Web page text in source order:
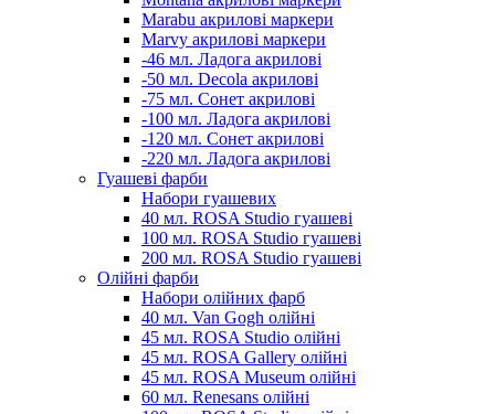
Marabu акрилові маркери
Marvy акрилові маркери
-46 мл. Ладога акрилові
-50 мл. Decola акрилові
-75 мл. Сонет акрилові
-100 мл. Ладога акрилові
-120 мл. Сонет акрилові
-220 мл. Ладога акрилові
Гуашеві фарби
Набори гуашевих
40 мл. ROSA Studio гуашеві
100 мл. ROSA Studio гуашеві
200 мл. ROSA Studio гуашеві
Олійні фарби
Набори олійних фарб
40 мл. Van Gogh олійні
45 мл. ROSA Studio олійні
45 мл. ROSA Gallery олійні
45 мл. ROSA Museum олійні
60 мл. Renesans олійні